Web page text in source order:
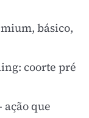
, básico,
coorte pré
que